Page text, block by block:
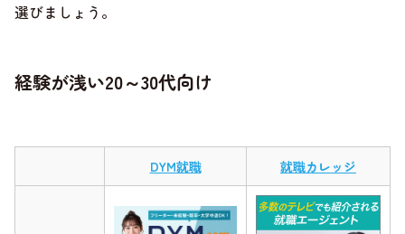
選びましょう。
経験が浅い20～30代向け
DYM就職 就職カレッジ